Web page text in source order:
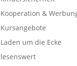
Kooperation &
Kursangebote
Laden um die Ecke
lesenswert